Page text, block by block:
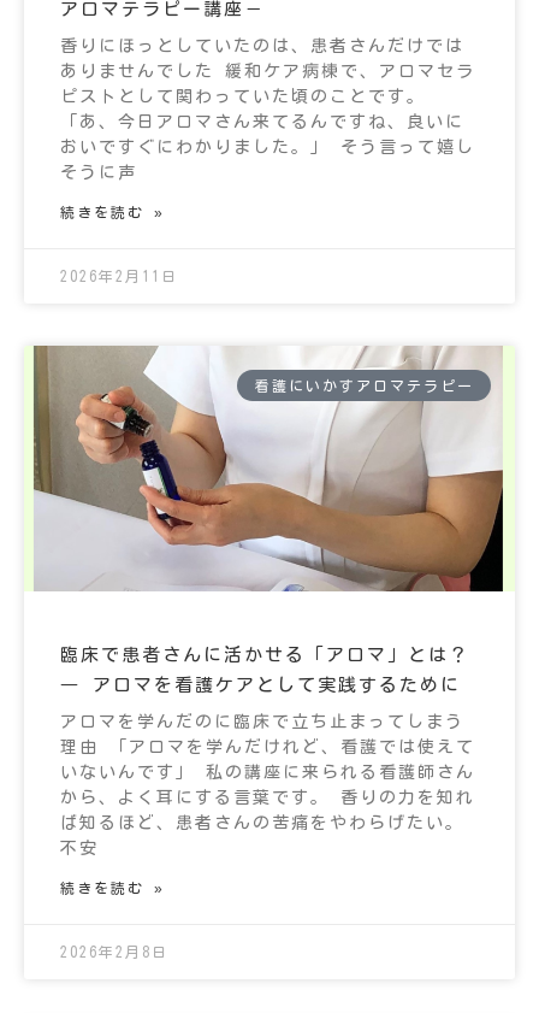
アロマテラピー講座－
香りにほっとしていたのは、患者さんだけでは
ありませんでした 緩和ケア病棟で、アロマセラ
ピストとして関わっていた頃のことです。
「あ、今日アロマさん来てるんですね、良いに
おいですぐにわかりました。」 そう言って嬉し
そうに声
続きを読む »
2026年2月11日
看護にいかすアロマテラピー
臨床で患者さんに活かせる「アロマ」とは？
― アロマを看護ケアとして実践するために
アロマを学んだのに臨床で立ち止まってしまう
理由 「アロマを学んだけれど、看護では使えて
いないんです」 私の講座に来られる看護師さん
から、よく耳にする言葉です。 香りの力を知れ
ば知るほど、患者さんの苦痛をやわらげたい。
不安
続きを読む »
2026年2月8日